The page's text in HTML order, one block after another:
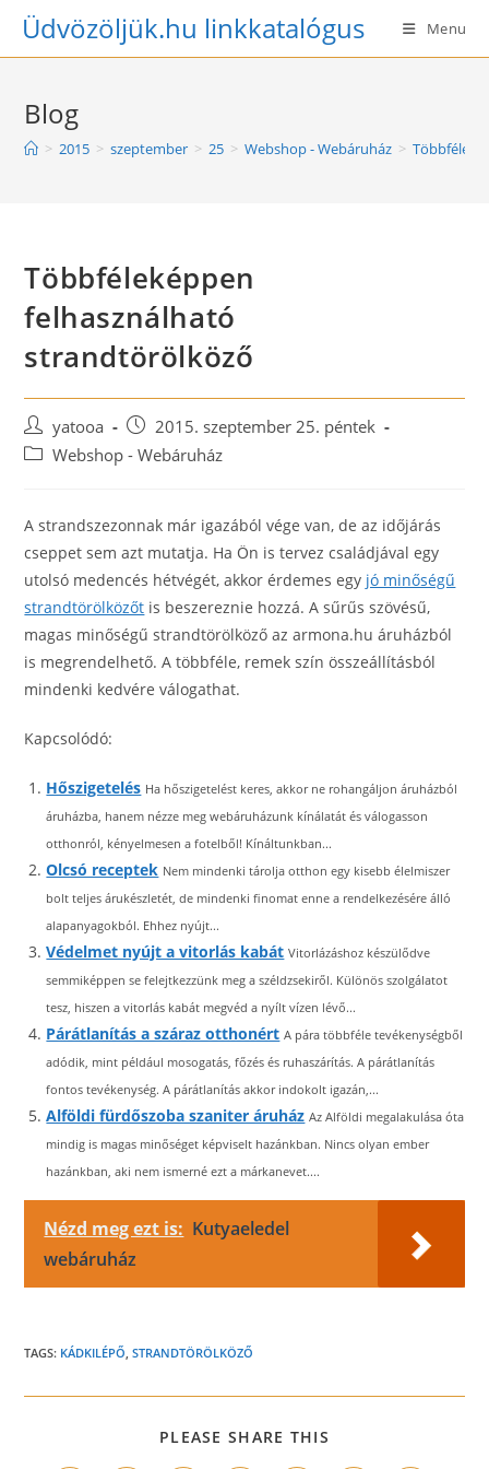
SkipÜdvözöljük.hu linkkatalógus Menu
Blog
> 2015 > szeptember > 25 > Webshop - Webáruház >
Többféleképpen
felhasználható
strandtörölköző
Post
author:
yatooa
Post
published:
2015. szeptember 25. péntek
PostWebshop - Webáruház
A strandszezonnak már igazából vége van, de az időjárás
cseppet sem azt mutatja. Ha Ön is tervez családjával egy
utolsó medencés hétvégét, akkor érdemes egy jó minőségű
strandtörölközőt is beszereznie hozzá. A sűrűs szövésű,
magas minőségű strandtörölköző az armona.hu áruházból
is megrendelhető. A többféle, remek szín összeállításból
mindenki kedvére válogathat.
Kapcsolódó:
Hőszigetelés Ha hőszigetelést keres, akkor ne rohangáljon áruházból
áruházba, hanem nézze meg webáruházunk kínálatát és válogasson
otthonról, kényelmesen a fotelből! Kínáltunkban...
Olcsó receptek Nem mindenki tárolja otthon egy kisebb élelmiszer
bolt teljes árukészletét, de mindenki finomat enne a rendelkezésére álló
alapanyagokból. Ehhez nyújt...
Védelmet nyújt a vitorlás kabát Vitorlázáshoz készülődve
semmiképpen se felejtkezzünk meg a széldzsekiről. Különös szolgálatot
tesz, hiszen a vitorlás kabát megvéd a nyílt vízen lévő...
Párátlanítás a száraz otthonért A pára többféle tevékenységből
adódik, mint például mosogatás, főzés és ruhaszárítás. A párátlanítás
fontos tevékenység. A párátlanítás akkor indokolt igazán,...
Alföldi fürdőszoba szaniter áruház Az Alföldi megalakulása óta
mindig is magas minőséget képviselt hazánkban. Nincs olyan ember
hazánkban, aki nem ismerné ezt a márkanevet....
Nézd meg ezt is: Kutyaeledel
webáruház
TAGS: KÁDKILÉPŐ, STRANDTÖRÖLKÖZŐ
PLEASE SHARE THIS